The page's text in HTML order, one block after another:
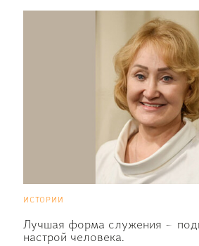
истории
Лучшая форма служения –
настрой человека.